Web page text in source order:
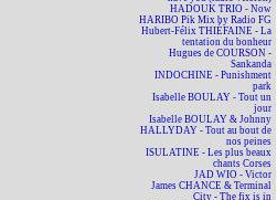
HADOUK TRIO - Now
HARIBO Pik Mix by Radio FG
Hubert-Félix THIÉFAINE - La
tentation du bonheur
Hugues de COURSON -
Sankanda
INDOCHINE - Punishment
park
Isabelle BOULAY - Tout un
jour
Isabelle BOULAY & Johnny
HALLYDAY - Tout au bout de
nos peines
ISULATINE - Les plus beaux
chants Corses
JAD WIO - Victor
James CHANCE & Terminal
City - The fix is in